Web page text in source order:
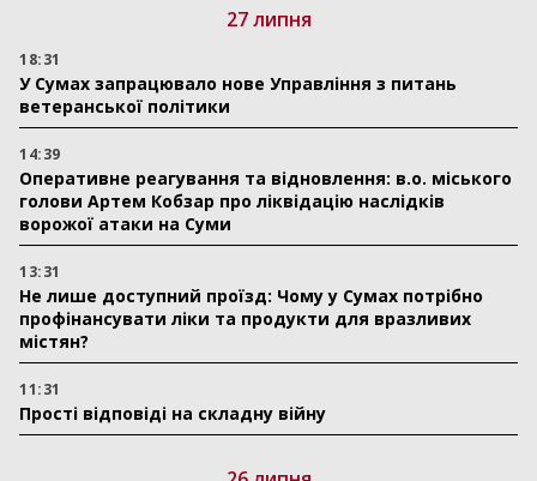
27 липня
18:31
У Сумах запрацювало нове Управління з питань
ветеранської політики
14:39
Оперативне реагування та відновлення: в.о. міського
голови Артем Кобзар про ліквідацію наслідків
ворожої атаки на Суми
13:31
Не лише доступний проїзд: Чому у Сумах потрібно
профінансувати ліки та продукти для вразливих
містян?
11:31
Прості відповіді на складну війну